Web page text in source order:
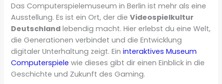
Das Computerspielemuseum in Berlin ist mehr als eine
Ausstellung. Es ist ein Ort, der dieVideospielkultur
Deutschland lebendig macht. Hier erlebst du eine Welt,
die Generationen verbindet und die Entwicklung
digitaler Unterhaltung zeigt. Eininteraktives Museum
Computerspiele wie dieses gibt dir einen Einblick in die
Geschichte und Zukunft des Gaming.